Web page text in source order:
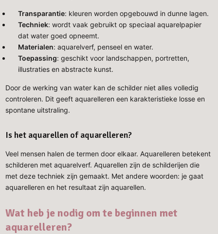
Transparantie: kleuren worden opgebouwd in dunne lagen.
Techniek: wordt vaak gebruikt op speciaal aquarelpapier
dat water goed opneemt.
Materialen: aquarelverf, penseel en water.
Toepassing: geschikt voor landschappen, portretten,
illustraties en abstracte kunst.
Door de werking van water kan de schilder niet alles volledig
controleren. Dit geeft aquarelleren een karakteristieke losse en
spontane uitstraling.
Is het aquarellen of aquarelleren?
Veel mensen halen de termen door elkaar. Aquarelleren betekent
schilderen met aquarelverf. Aquarellen zijn de schilderijen die
met deze techniek zijn gemaakt. Met andere woorden: je gaat
aquarelleren en het resultaat zijn aquarellen.
Wat heb je nodig om te beginnen met
aquarelleren?